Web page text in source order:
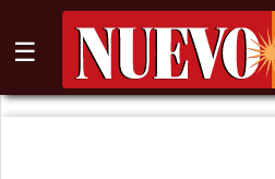
☰
⌕